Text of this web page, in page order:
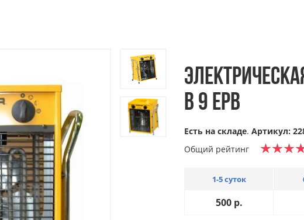
B 9 EPB
Есть на складе. Артикул:
Общий рейтинг
1-5 суток
500 р.